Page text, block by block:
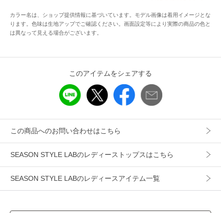
※ドライクリーニング(石油系)の弱い処理が可能
です。
カラー名は、ショップ提供情報に基づいています。モデル画像は着用イメージとな
ります。色味は生地アップでご確認ください。画面設定等により実際の商品の色と
は異なって見える場合がございます。
このアイテムをシェアする
この商品へのお問い合わせはこちら
SEASON STYLE LABのレディーストップスはこちら
SEASON STYLE LABのレディースアイテム一覧